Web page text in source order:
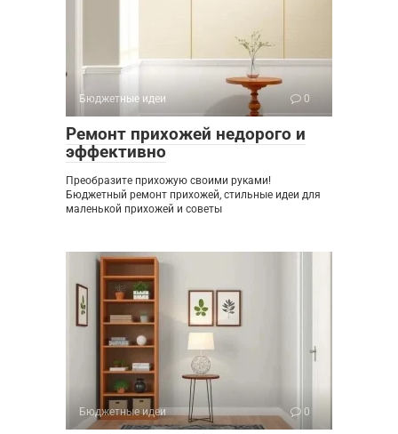
Бюджетные идеи 0
Ремонт прихожей недорого и
эффективно
Преобразите прихожую своими руками!
Бюджетный ремонт прихожей, стильные идеи для
маленькой прихожей и советы
Бюджетные идеи 0